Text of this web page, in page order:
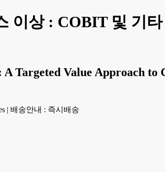
이상 : COBIT 및 기
Targeted Value Approach to
| 배송안내 : 즉시배송